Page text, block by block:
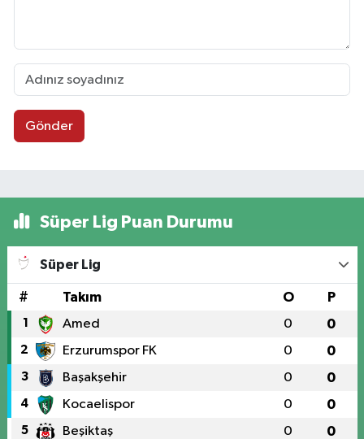
Gönder
Süper Lig Puan Durumu
Süper Lig
# Takım O P
1 Amed 0 0
2 Erzurumspor FK 0 0
3 Başakşehir 0 0
4 Kocaelispor 0 0
5 Beşiktaş 0 0